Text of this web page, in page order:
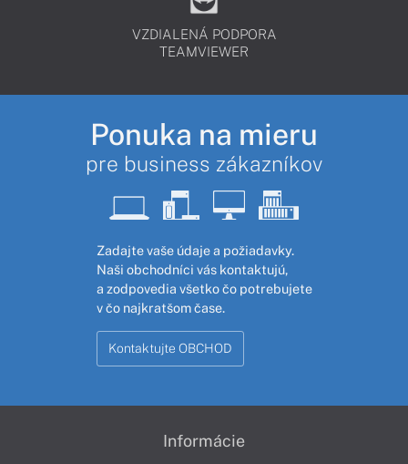
VZDIALENÁ PODPORA
TEAMVIEWER
Ponuka na mieru
pre business zákazníkov
Zadajte vaše údaje a požiadavky.
Naši obchodníci vás kontaktujú,
a zodpovedia všetko čo potrebujete
v čo najkratšom čase.
Kontaktujte OBCHOD
Informácie